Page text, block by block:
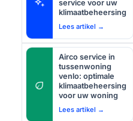
service voor uw
klimaatbeheersing
Lees artikel →
eco
Airco service in
tussenwoning
venlo: optimale
klimaatbeheersing
voor uw woning
Lees artikel →